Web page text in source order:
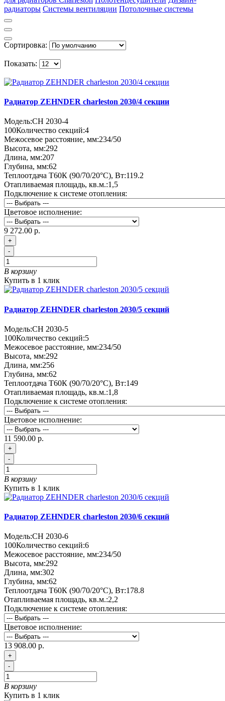
радиаторы Системы вентиляции Потолочные системы
Сортировка:
Показать:
Радиатор ZEHNDER charleston 2030/4 секции
Модель:CH 2030-4
100Количество секций:4
Межосевое расстояние, мм:234/50
Высота, мм:292
Длина, мм:207
Глубина, мм:62
Теплоотдача Т60К (90/70/20°C), Вт:119.2
Отапливаемая площадь, кв.м.:1,5
Подключение к системе отопления:
Цветовое исполнение:
9 272.00 р.
+
-
В корзину
Купить в 1 клик
Радиатор ZEHNDER charleston 2030/5 секций
Модель:CH 2030-5
100Количество секций:5
Межосевое расстояние, мм:234/50
Высота, мм:292
Длина, мм:256
Глубина, мм:62
Теплоотдача Т60К (90/70/20°C), Вт:149
Отапливаемая площадь, кв.м.:1,8
Подключение к системе отопления:
Цветовое исполнение:
11 590.00 р.
+
-
В корзину
Купить в 1 клик
Радиатор ZEHNDER charleston 2030/6 секций
Модель:CH 2030-6
100Количество секций:6
Межосевое расстояние, мм:234/50
Высота, мм:292
Длина, мм:302
Глубина, мм:62
Теплоотдача Т60К (90/70/20°C), Вт:178.8
Отапливаемая площадь, кв.м.:2,2
Подключение к системе отопления:
Цветовое исполнение:
13 908.00 р.
+
-
В корзину
Купить в 1 клик